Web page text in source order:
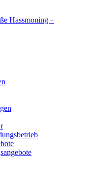
Hassmoning –